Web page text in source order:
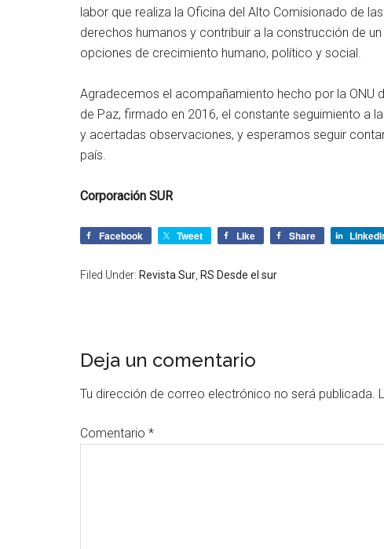
labor que realiza la Oficina del Alto Comisionado de
derechos humanos y contribuir a la construcción de
opciones de crecimiento humano, político y social.
Agradecemos el acompañamiento hecho por la ONU
de Paz, firmado en 2016, el constante seguimiento a
y acertadas observaciones, y esperamos seguir
país.
Corporación SUR
Facebook Tweet Like Share
Filed Under: Revista Sur RS Desde el sur
Deja un comentario
Tu dirección de correo electrónico no será publicada.
Comentario *